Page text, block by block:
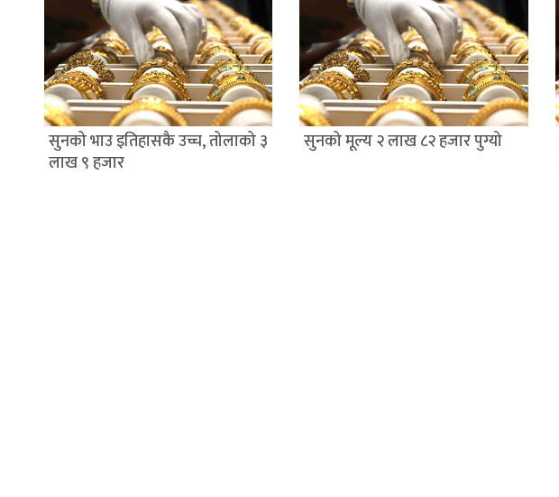
सुनको भाउ इतिहासकै उच्च, तोलाको ३
लाख ९ हजार
सुनको मूल्य २ लाख ८२ हजार पुग्यो